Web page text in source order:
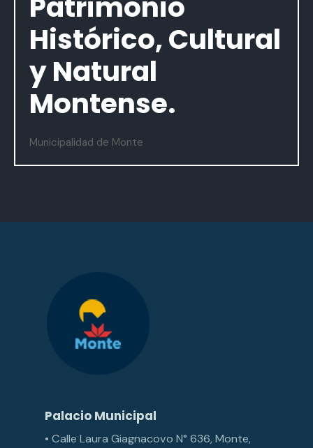
Histórico, Cultural
y Natural
Montense.
Municipalidad de Monte
Palacio Municipal
• Calle Laura Giagnacovo N° 636, Monte,